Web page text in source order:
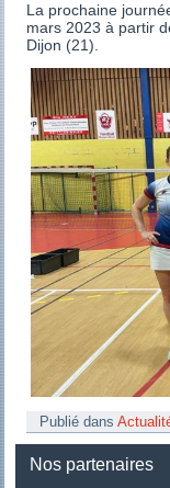
La prochaine
mars 2023 à partir
Dijon (21).
Publié dans
Nos partenaires